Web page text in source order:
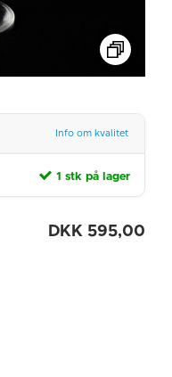
Info om kvalitet
1 stk på lager
DKK 595,00